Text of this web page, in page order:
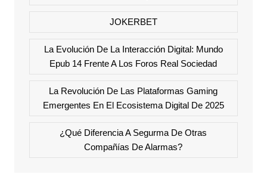
JOKERBET
La Evolución De La Interacción Digital: Mundo
Epub 14 Frente A Los Foros Real Sociedad
La Revolución De Las Plataformas Gaming
Emergentes En El Ecosistema Digital De 2025
¿Qué Diferencia A Segurma De Otras
Compañías De Alarmas?